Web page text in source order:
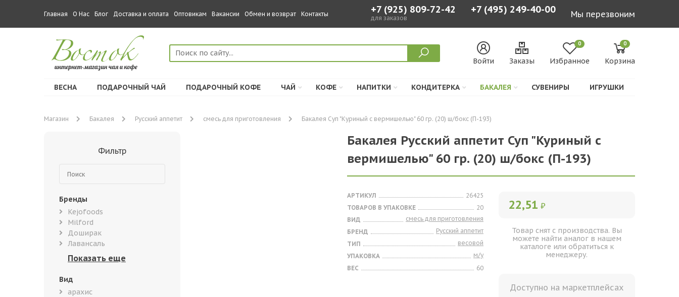
Главная О Нас Блог Доставка и оплата Оптовикам Вакансии Обмен и возврат Контакты +7 (925) 809-72-42
для заказов
+7 (495) 249-40-00 Мы перезвоним
Войти Заказы
0
Избранное
0
Корзина
ВЕСНА ПОДАРОЧНЫЙ ЧАЙ ПОДАРОЧНЫЙ КОФЕ ЧАЙ КОФЕ НАПИТКИ КОНДИТЕРКА БАКАЛЕЯ СУВЕНИРЫ ИГРУШКИ
Магазин Бакалея Русский аппетит смесь для приготовления Бакалея Суп "Куриный с вермишелью" 60 гр. (20) ш/бокс (П-193)
Фильтр
Бренды
Kejofoods
Milford
Доширак
Лавансаль
Вид
арахис
Бакалея Русский аппетит Суп "Куриный с
вермишелью" 60 гр. (20) ш/бокс (П-193)
АРТИКУЛ
26425
ТОВАРОВ В УПАКОВКЕ
20
ВИД
смесь для приготовления
БРЕНД
Русский аппетит
ТИП
весовой
УПАКОВКА
м/у
ВЕС
60
22,51 ₽
Товар снят с производства. Вы
можете найти аналог в нашем
каталоге или обратиться к
менеджеру.
Доступно на маркетплейсах